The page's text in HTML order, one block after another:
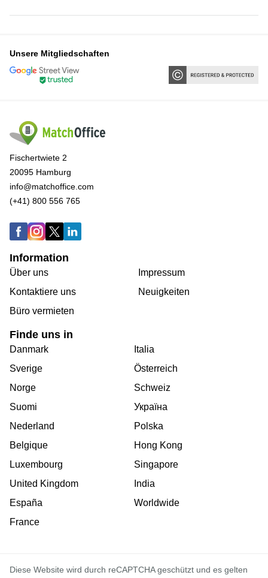
Unsere Mitgliedschaften
Fischertwiete 2
20095 Hamburg
info@matchoffice.com
(+41) 800 556 765
Information
Über uns
Kontaktiere uns
Büro vermieten
Impressum
Neuigkeiten
Finde uns in
Danmark
Sverige
Norge
Suomi
Nederland
Belgique
Luxembourg
United Kingdom
España
France
Italia
Österreich
Schweiz
Україна
Polska
Hong Kong
Singapore
India
Worldwide
Diese Website wird durch reCAPTCHA geschützt und es gelten